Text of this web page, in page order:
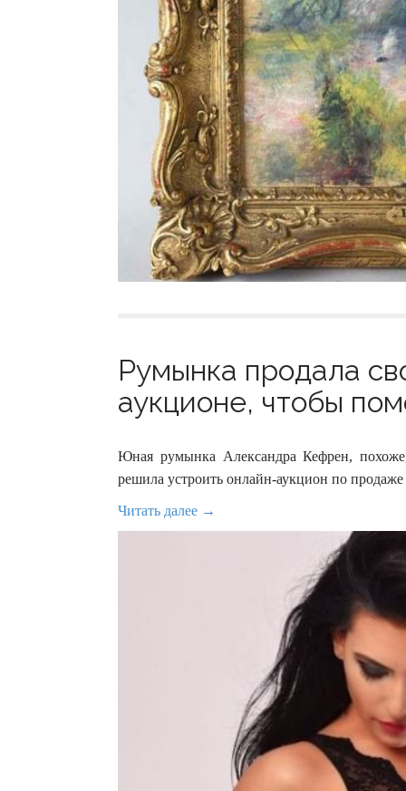
Румынка продала
аукционе, чтобы
Юная румынка Александра Кефрен,
решила устроить онлайн-аукцион по продаже
Читать далее →